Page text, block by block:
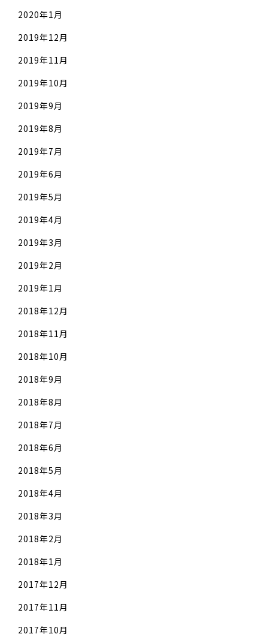
2020年1月
2019年12月
2019年11月
2019年10月
2019年9月
2019年8月
2019年7月
2019年6月
2019年5月
2019年4月
2019年3月
2019年2月
2019年1月
2018年12月
2018年11月
2018年10月
2018年9月
2018年8月
2018年7月
2018年6月
2018年5月
2018年4月
2018年3月
2018年2月
2018年1月
2017年12月
2017年11月
2017年10月